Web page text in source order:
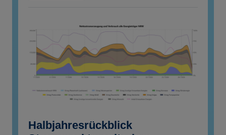
Halbjahresrückblick